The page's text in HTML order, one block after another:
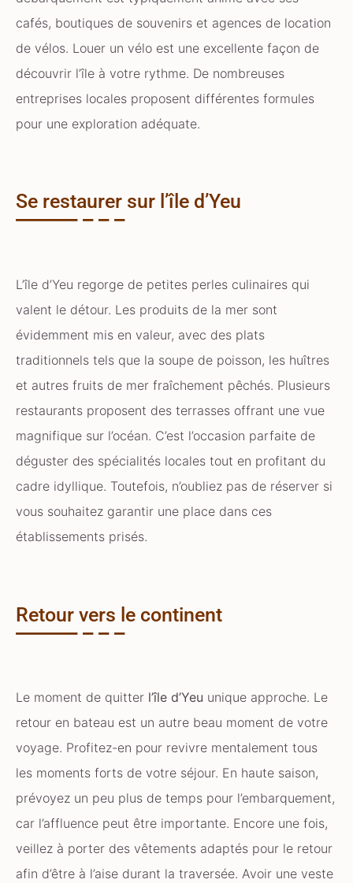
cafés, boutiques de souvenirs et agences de location
de vélos. Louer un vélo est une excellente façon de
découvrir l’île à votre rythme. De nombreuses
entreprises locales proposent différentes formules
pour une exploration adéquate.
Se restaurer sur l’île d’Yeu
L’île d’Yeu regorge de petites perles culinaires qui
valent le détour. Les produits de la mer sont
évidemment mis en valeur, avec des plats
traditionnels tels que la soupe de poisson, les huîtres
et autres fruits de mer fraîchement pêchés. Plusieurs
restaurants proposent des terrasses offrant une vue
magnifique sur l’océan. C’est l’occasion parfaite de
déguster des spécialités locales tout en profitant du
cadre idyllique. Toutefois, n’oubliez pas de réserver si
vous souhaitez garantir une place dans ces
établissements prisés.
Retour vers le continent
Le moment de quitter l’île d’Yeu unique approche. Le
retour en bateau est un autre beau moment de votre
voyage. Profitez-en pour revivre mentalement tous
les moments forts de votre séjour. En haute saison,
prévoyez un peu plus de temps pour l’embarquement,
car l’affluence peut être importante. Encore une fois,
veillez à porter des vêtements adaptés pour le retour
afin d’être à l’aise durant la traversée. Avoir une veste